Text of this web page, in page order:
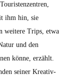
ihm hin, sie
weit­ere Trips, etwa
und den
könne, erzählt.
sein­er Kreativ­